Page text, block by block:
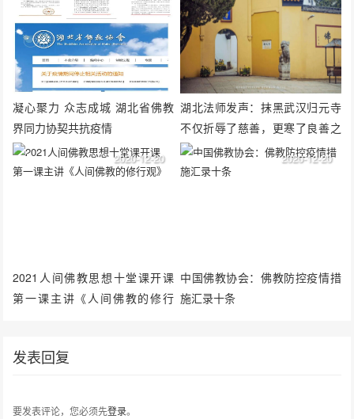
凝心聚力 众志成城 湖北省佛教
界同力协契共抗疫情
湖北法师发声：抹黑武汉归元寺
不仅折辱了慈善，更寒了良善之
人的心
2021人间佛教思想十堂课开课
第一课主讲《人间佛教的修行
2020-12-20
中国佛教协会：佛教防控疫情措
施汇录十条
2020-12-20
发表回复
要发表评论，您必须先登录。